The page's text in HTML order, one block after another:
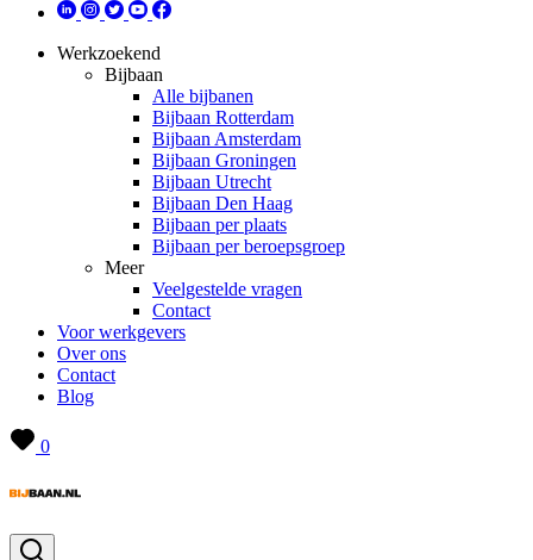
Werkzoekend
Bijbaan
Alle bijbanen
Bijbaan Rotterdam
Bijbaan Amsterdam
Bijbaan Groningen
Bijbaan Utrecht
Bijbaan Den Haag
Bijbaan per plaats
Bijbaan per beroepsgroep
Meer
Veelgestelde vragen
Contact
Voor werkgevers
Over ons
Contact
Blog
0